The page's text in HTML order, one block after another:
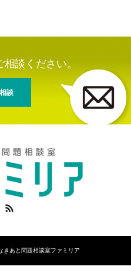
談ください。
談
Facebook
あと問題相談室ファミリア